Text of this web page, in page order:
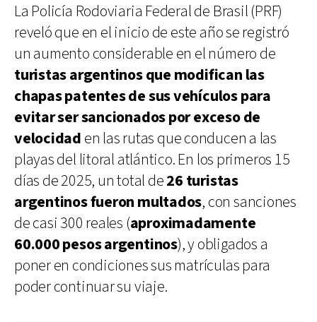
La Policía Rodoviaria Federal de Brasil (PRF)
reveló que en el inicio de este año se registró
un aumento considerable en el número de
turistas argentinos que modifican las
chapas patentes de sus vehículos para
evitar ser sancionados por exceso de
velocidad en las rutas que conducen a las
playas del litoral atlántico. En los primeros 15
días de 2025, un total de26 turistas
argentinos fueron multados, con sanciones
de casi 300 reales (aproximadamente
60.000 pesos argentinos), y obligados a
poner en condiciones sus matrículas para
poder continuar su viaje.